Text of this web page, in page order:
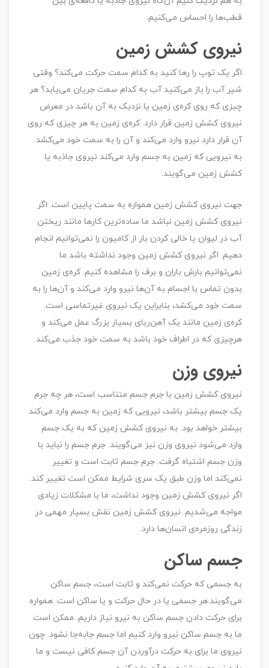
قطب‌ها را احساس می‌کنیم.
نیروی کشش زمین
اگر یک توپ را رها کنید به کدام سمت حرکت می‌کند؟ وقتی
شیر آب را باز می‌کنید آب به کدام سمت جریان می‌یابد؟ هر
چیزی که روی کره‌ی زمین یا نزدیک به آن باشد در معرض
نیروی کشش زمین قرار دارد. کره‌ی زمین به هر چیزی که روی
آن قرار دارد نیرو وارد می‌کند و آن را به سمت خود می‌کشد.
به نیرویی که زمین به جسم وارد می‌کند نیروی جاذبه یا
کشش زمین می‌گویند.
جهت نیروی کشش زمین همواره به سمت پایین است. اگر
نیروی کشش زمین نباشد ما ساده‌ترین کارها مانند ریختن
آب در لیوان یا خالی کردن بار از کامیون را نمی‌توانیم انجام
دهیم. اگر نیروی کشش زمین وجود نداشته باشد ما
نمی‌توانیم بارش باران و برف را مشاهده کنیم. کره‌ی ‌زمین
بدون تماس با اجسام به آن‌ها نیرو وارد می‌کند و آن‌ها را به
سمت خود می‌کشد، بنابراین یک نیروی غیرتماسی است.
کره‌ی زمین مانند یک آهن‌ربای بسیار بزرگ عمل می‌کند و
هرچیزی که در اطراف خود باشد به سمت خود جذب می‌کند.
نیروی وزن
نیروی کشش زمین با جرم جسم متناسب است، هر چه جرم
یک جسم بیشتر باشد، نیرویی که زمین به جسم وارد می‌کند
بیشتر خواهد بود. به نیروی کشش زمین که به یک جسم
وارد می‌شود نیروی وزن نیز می‌گویند. جرم جسم را نباید با
وزن جسم اشتباه گرفت. جرم جسم ثابت است و تغییر
نمی‌کند اما وزن طبق یک سری شرایط ممکن است تغییر کند.
اگر نیروی کشش زمین وجود نداشت، ما با مشکلات زیادی
مواجه می‌شدیم. نیروی کشش زمین نقش بسیار مهمی در
زندگی روزمره‌ی انسان‌ها دارد.
جسم ساکن
به جسمی که حرکت نمی‌کند و ثابت است، جسم ساکن
می‌گویند.هر جسمی یا در حال حرکت و یا ساکن است. همواره
برای حرکت دادن جسم ساکن به نیرو نیاز داریم. ممکن است
ما به جسم ساکن نیرو وارد کنیم اما جسم جابه‌جا نشود. چون
نیروی ما برای به حرکت درآوردن آن جسم کافی نیست و ما